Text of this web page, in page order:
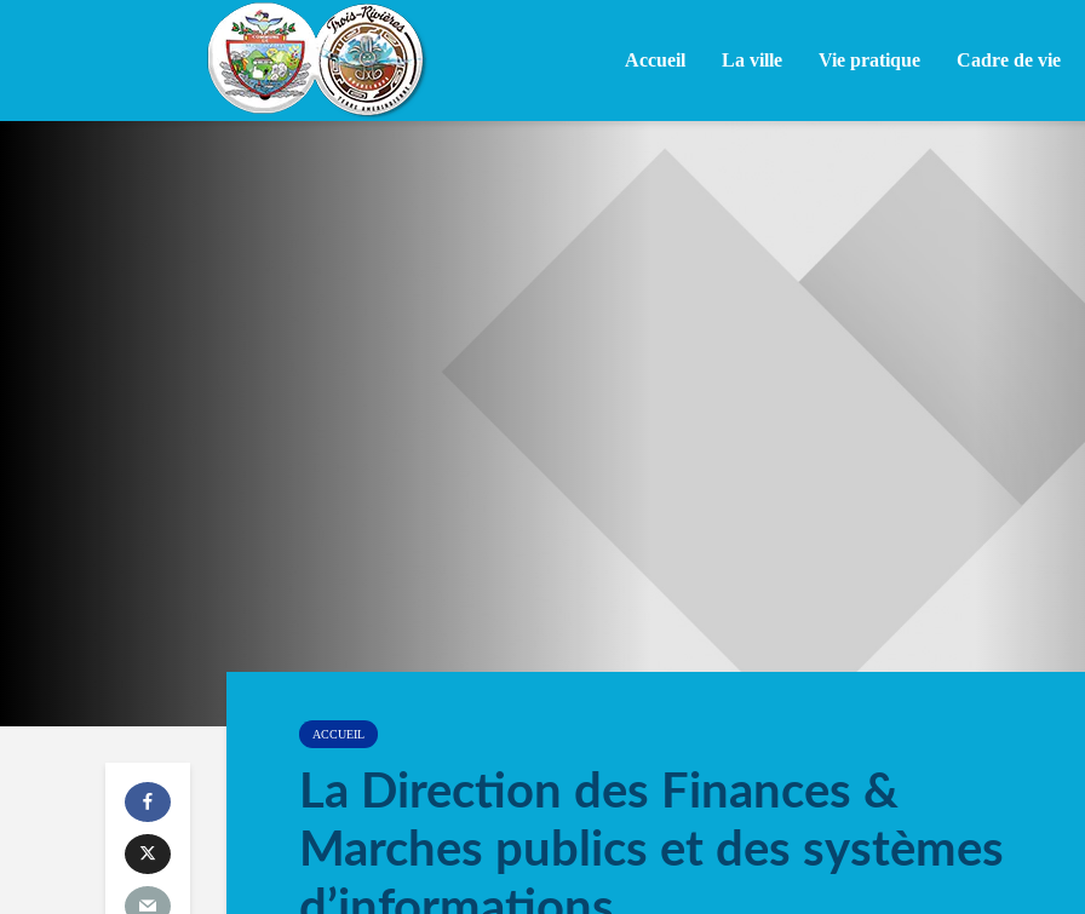
Accueil La ville Vie pratique Cadre de vie
ACCUEIL
La Direction des Finances &
Marches publics et des systèmes